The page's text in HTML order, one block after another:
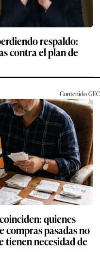
respaldo:
contra el plan de
ContenidoGEC
quienes
compras pasadas no
tienen necesidad de